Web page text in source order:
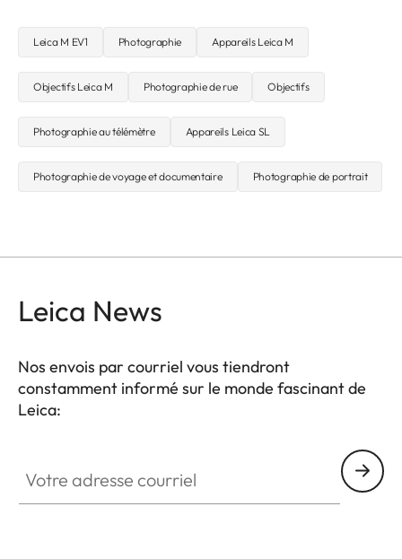
Leica M EV1 Photographie Appareils Leica M
Objectifs Leica M Photographie de rue Objectifs
Photographie au télémètre Appareils Leica SL
Photographie de voyage et documentaire Photographie de portrait
Leica News
Nos envois par courriel vous tiendront
constamment informé sur le monde fascinant de
Leica: